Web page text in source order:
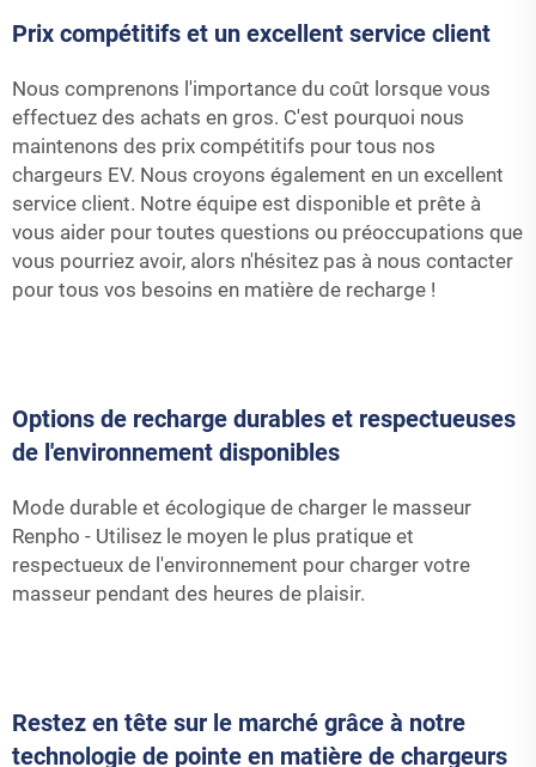
Prix compétitifs et un excellent service client
Nous comprenons l'importance du coût lorsque vous
effectuez des achats en gros. C'est pourquoi nous
maintenons des prix compétitifs pour tous nos
chargeurs EV. Nous croyons également en un excellent
service client. Notre équipe est disponible et prête à
vous aider pour toutes questions ou préoccupations que
vous pourriez avoir, alors n'hésitez pas à nous contacter
pour tous vos besoins en matière de recharge !
Options de recharge durables et respectueuses
de l'environnement disponibles
Mode durable et écologique de charger le masseur
Renpho - Utilisez le moyen le plus pratique et
respectueux de l'environnement pour charger votre
masseur pendant des heures de plaisir.
Restez en tête sur le marché grâce à notre
technologie de pointe en matière de chargeurs